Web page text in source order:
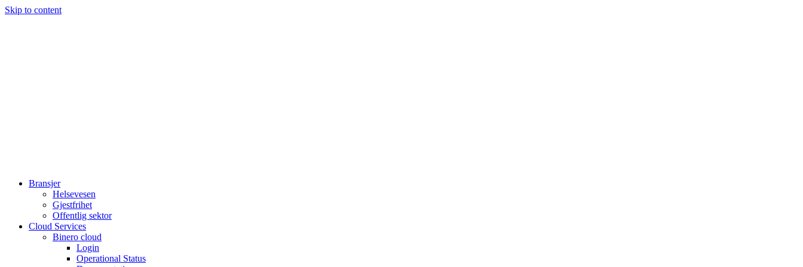
Skip to content
Bransjer
Helsevesen
Gjestfrihet
Offentlig sektor
Cloud Services
Binero cloud
Login
Operational Status